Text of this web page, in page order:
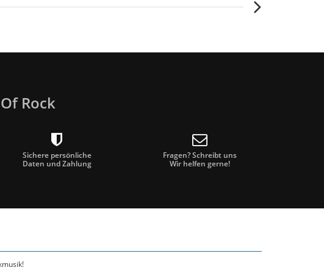
Rock
Sichere persönliche
Daten und Zahlung
Fragen? Schreibt uns
Wir helfen gerne!